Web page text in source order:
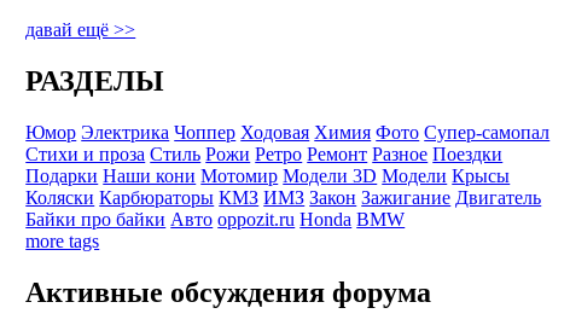
давай ещё >>
РАЗДЕЛЫ
Юмор Электрика Чоппер Ходовая Химия Фото Супер-самопал
Стихи и проза Стиль Рожи Ретро Ремонт Разное Поездки
Подарки Наши кони Мотомир Модели 3D Модели Крысы
Коляски Карбюраторы КМЗ ИМЗ Закон Зажигание Двигатель
Байки про байки Авто oppozit.ru Honda BMW
more tags
Активные обсуждения форума